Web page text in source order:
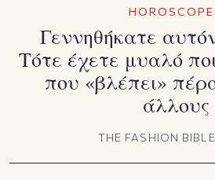
Γεννηθήκατε
Τότε έχετε μυαλό
που «βλέπει»
άλλους
THE FASHION